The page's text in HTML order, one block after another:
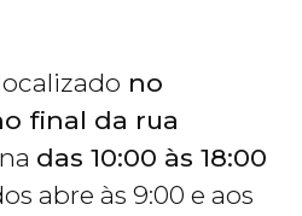
no
final da rua
das 10:00 às 18:00
abre às 9:00 e aos